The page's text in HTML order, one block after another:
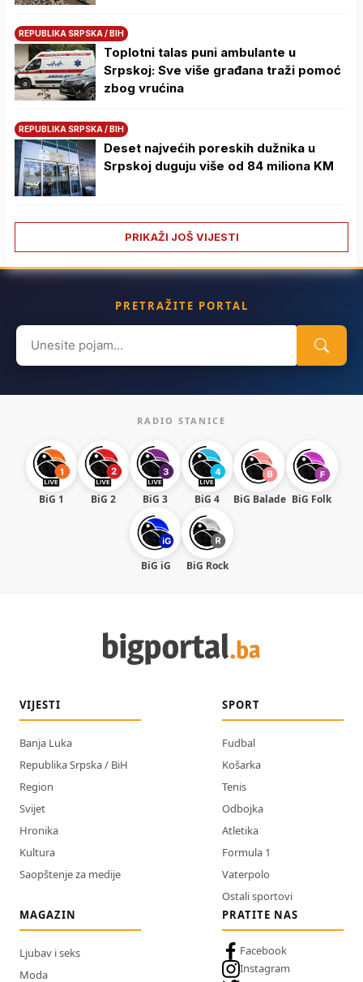
REPUBLIKA SRPSKA / BIH
Toplotni talas puni ambulante u
Srpskoj: Sve više građana traži pomoć
zbog vrućina
REPUBLIKA SRPSKA / BIH
Deset najvećih poreskih dužnika u
Srpskoj duguju više od 84 miliona KM
PRIKAŽI JOŠ VIJESTI
PRETRAŽITE PORTAL
Search
for:
RADIO STANICE
BiG 1 BiG 2 BiG 3 BiG 4 BiG Balade BiG Folk
BiG iG BiG Rock
VIJESTI
Banja Luka
Republika Srpska / BiH
Region
Svijet
Hronika
Kultura
Saopštenje za medije
SPORT
Fudbal
Košarka
Tenis
Odbojka
Atletika
Formula 1
Vaterpolo
Ostali sportovi
MAGAZIN
Ljubav i seks
Moda
PRATITE NAS
Facebook
Instagram